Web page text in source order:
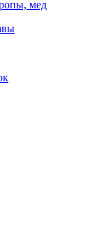
мед